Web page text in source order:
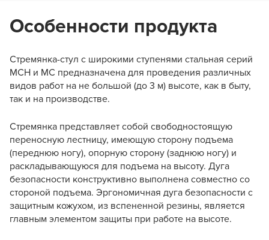
Особенности продукта
Стремянка-стул с широкими ступенями стальная серий
МСН и МС предназначена для проведения различных
видов работ на не большой (до 3 м) высоте, как в быту,
так и на производстве.
Стремянка представляет собой свободностоящую
переносную лестницу, имеющую сторону подъема
(переднюю ногу), опорную сторону (заднюю ногу) и
раскладывающуюся для подъема на высоту. Дуга
безопасности конструктивно выполнена совместно со
стороной подъема. Эргономичная дуга безопасности с
защитным кожухом, из вспененной резины, является
главным элементом защиты при работе на высоте.